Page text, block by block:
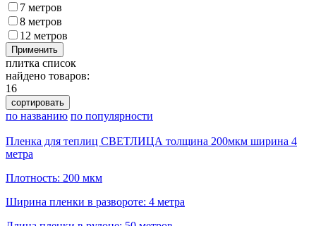
7 метров
8 метров
12 метров
Применить
плитка список
найдено товаров:
16
сортировать
по названию по популярности
Пленка для теплиц СВЕТЛИЦА толщина 200мкм ширина 4
метра
Плотность: 200 мкм
Ширина пленки в развороте: 4 метра